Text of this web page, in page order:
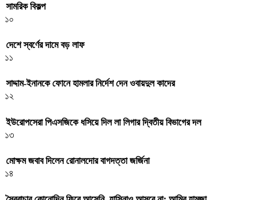
সামরিক বিকল্প
১০
দেশে স্বর্ণের দামে বড় লাফ
১১
সাদ্দাম-ইনানকে ফোনে হামলার নির্দেশ দেন ওবায়দুল কাদের
১২
ইউরোপসেরা পিএসজিকে ধসিয়ে দিল লা লিগার দ্বিতীয় বিভাগের দল
১৩
মোক্ষম জবাব দিলেন রোনালদোর বাগদত্তা জর্জিনা
১৪